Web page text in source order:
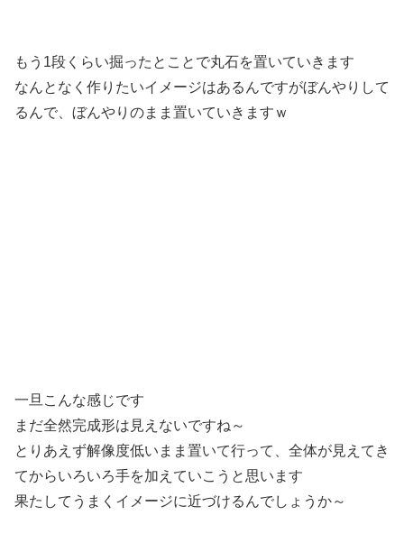
もう1段くらい掘ったとことで丸石を置いていきます
なんとなく作りたいイメージはあるんですがぼんやりして
るんで、ぼんやりのまま置いていきますｗ
一旦こんな感じです
まだ全然完成形は見えないですね～
とりあえず解像度低いまま置いて行って、全体が見えてき
てからいろいろ手を加えていこうと思います
果たしてうまくイメージに近づけるんでしょうか～